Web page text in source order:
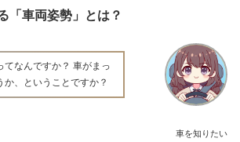
「車両姿勢」とは？
車を知りたい
てなんですか？ 車がまっ
、ということですか？